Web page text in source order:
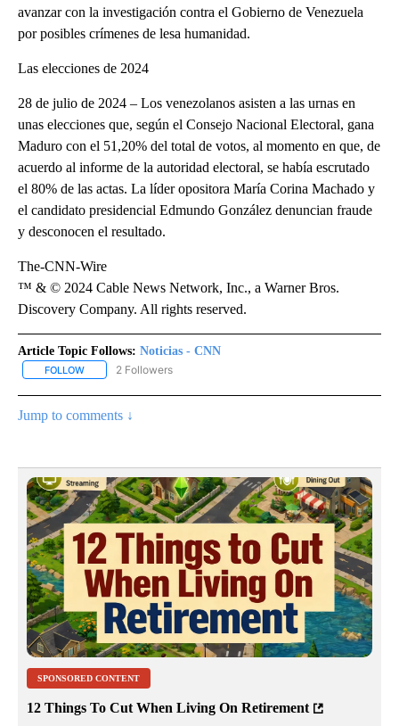
avanzar con la investigación contra el Gobierno de Venezuela
por posibles crímenes de lesa humanidad.
Las elecciones de 2024
28 de julio de 2024 – Los venezolanos asisten a las urnas en
unas elecciones que, según el Consejo Nacional Electoral, gana
Maduro con el 51,20% del total de votos, al momento en que, de
acuerdo al informe de la autoridad electoral, se había escrutado
el 80% de las actas. La líder opositora María Corina Machado y
el candidato presidencial Edmundo González denuncian fraude
y desconocen el resultado.
The-CNN-Wire
™ & © 2024 Cable News Network, Inc., a Warner Bros.
Discovery Company. All rights reserved.
Article Topic Follows: Noticias - CNN
FOLLOW FOLLOW "NOTICIAS - CNN" TO RECEIVE NOTIFICATIONS ABOUT
2 Followers
Jump to comments ↓
SPONSORED CONTENT
12 Things To Cut When Living On Retirement